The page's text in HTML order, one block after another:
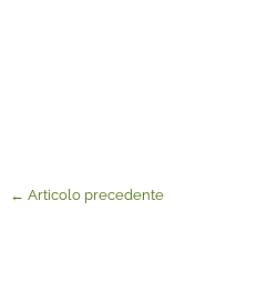
← Articolo precedente